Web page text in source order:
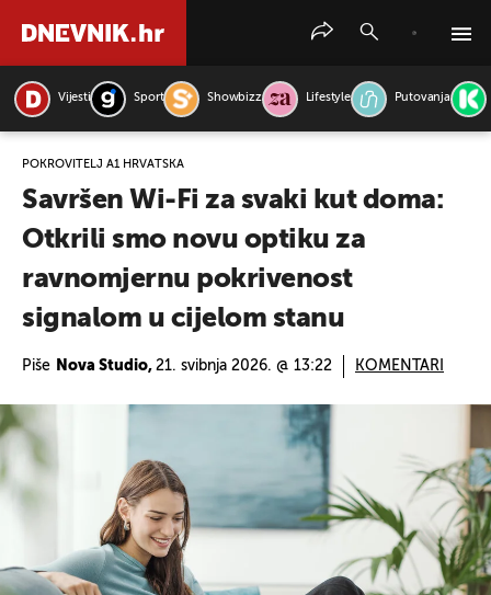
Vijesti Sport Showbizz Lifestyle Putovanja
POKROVITELJ A1 HRVATSKA
Savršen Wi-Fi za svaki kut doma:
Otkrili smo novu optiku za
ravnomjernu pokrivenost
signalom u cijelom stanu
Piše Nova Studio, 21. svibnja 2026. @ 13:22 KOMENTARI
PRETRAŽITE VIJESTI